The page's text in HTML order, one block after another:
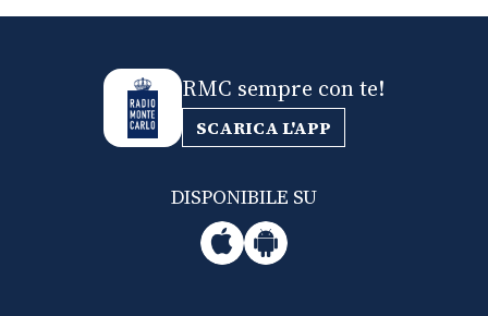
RMC sempre con te!
SCARICA L'APP
DISPONIBILE SU